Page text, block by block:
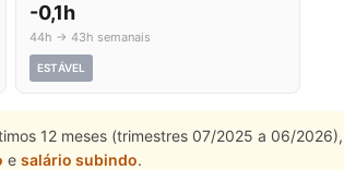
-0,1h
44h → 43h semanais
ESTÁVEL
12 meses (trimestres 07/2025 a 06/
e salário subindo.